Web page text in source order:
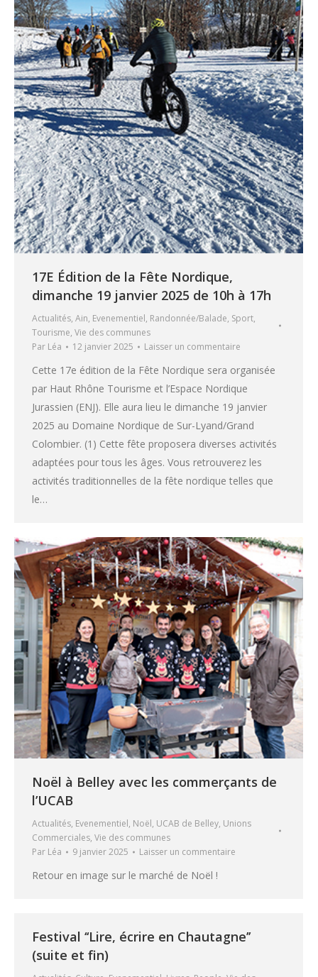
17E Édition de la Fête Nordique,
dimanche 19 janvier 2025 de 10h à 17h
Actualités, Ain, Evenementiel, Randonnée/Balade, Sport,
Tourisme, Vie des communes
Par Léa 12 janvier 2025 Laisser un commentaire
Cette 17e édition de la Fête Nordique sera organisée
par Haut Rhône Tourisme et l’Espace Nordique
Jurassien (ENJ). Elle aura lieu le dimanche 19 janvier
2025 au Domaine Nordique de Sur-Lyand/Grand
Colombier. (1) Cette fête proposera diverses activités
adaptées pour tous les âges. Vous retrouverez les
activités traditionnelles de la fête nordique telles que
le…
Noël à Belley avec les commerçants de
l’UCAB
Actualités, Evenementiel, Noël, UCAB de Belley, Unions
Commerciales, Vie des communes
Par Léa 9 janvier 2025 Laisser un commentaire
Retour en image sur le marché de Noël !
Festival ‘‘Lire, écrire en Chautagne’’
(suite et fin)